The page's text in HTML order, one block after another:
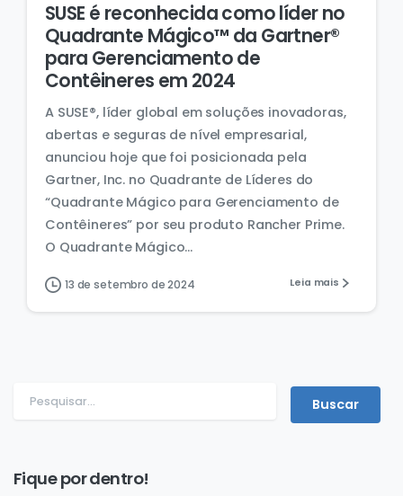
SUSE é reconhecida como líder no
Quadrante Mágico™ da Gartner®
para Gerenciamento de
Contêineres em 2024
A SUSE®, líder global em soluções inovadoras,
abertas e seguras de nível empresarial,
anunciou hoje que foi posicionada pela
Gartner, Inc. no Quadrante de Líderes do
“Quadrante Mágico para Gerenciamento de
Contêineres” por seu produto Rancher Prime.
O Quadrante Mágico...
13 de setembro de 2024 Leia mais
Fique por dentro!